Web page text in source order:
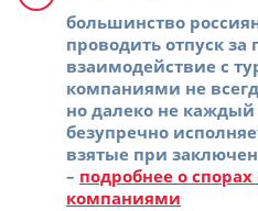
большинство
проводить отпуск за
взаимодействие с
компаниями не
но далеко не каждый
безупречно
взятые при
– подробнее о
компаниями